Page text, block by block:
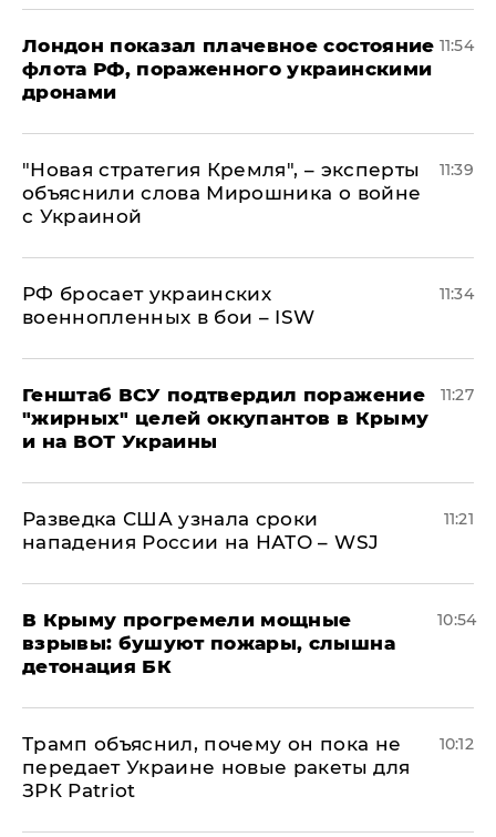
Лондон показал плачевное состояние
флота РФ, пораженного украинскими
дронами
11:54
"Новая стратегия Кремля", – эксперты
объяснили слова Мирошника о войне
с Украиной
11:39
РФ бросает украинских
военнопленных в бои – ISW
11:34
Генштаб ВСУ подтвердил поражение
"жирных" целей оккупантов в Крыму
и на ВОТ Украины
11:27
Разведка США узнала сроки
нападения России на НАТО – WSJ
11:21
В Крыму прогремели мощные
взрывы: бушуют пожары, слышна
детонация БК
10:54
Трамп объяснил, почему он пока не
передает Украине новые ракеты для
ЗРК Patriot
10:12